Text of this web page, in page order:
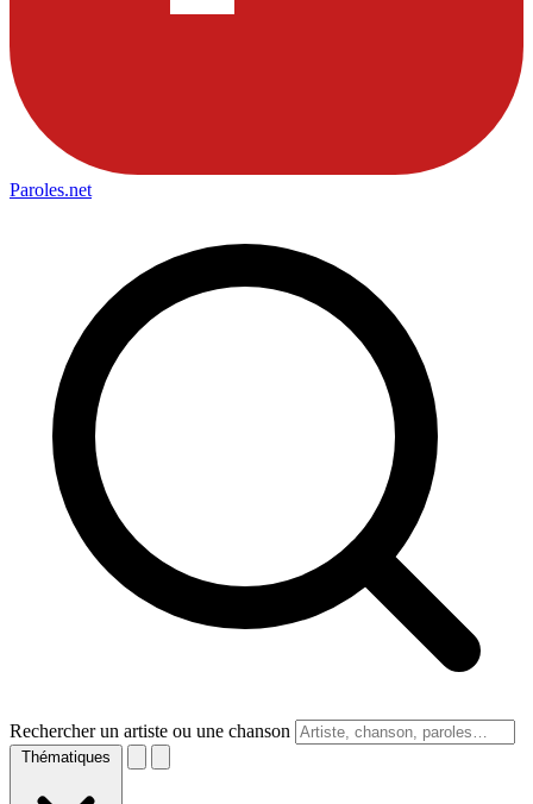
Paroles.net
Rechercher un artiste ou une chanson
Thématiques